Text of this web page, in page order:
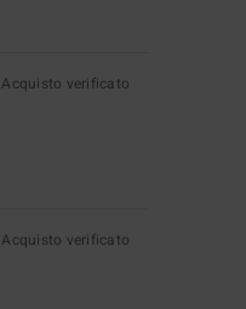
Acquisto verificato
Acquisto verificato